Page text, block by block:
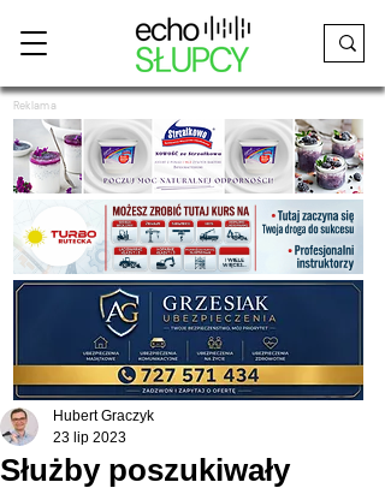
Reklama
Służby poszukiwały
Hubert Graczyk
23 lip 2023